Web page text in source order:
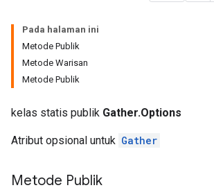
Pada halaman ini
Metode Publik
Metode Warisan
Metode Publik
kelas statis publik Gather.Options
Atribut opsional untuk Gather
Metode Publik